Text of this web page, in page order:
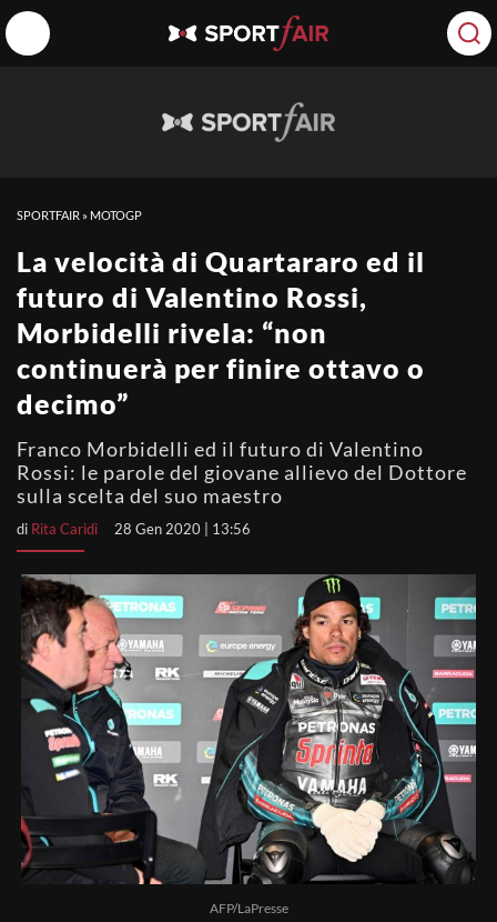
SPORTFAIR » MOTOGP
La velocità di Quartararo ed il
futuro di Valentino Rossi,
Morbidelli rivela: “non
continuerà per finire ottavo o
decimo”
Franco Morbidelli ed il futuro di Valentino
Rossi: le parole del giovane allievo del Dottore
sulla scelta del suo maestro
di Rita Caridi 28 Gen 2020 | 13:56
AFP/LaPresse